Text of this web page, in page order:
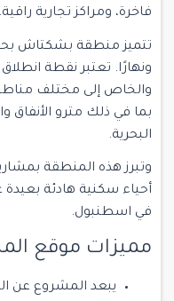
فاخرة، ومراكز تجارية
تتميز منطقة بشكتاش
ونهارًا. تعتبر نقطة
والخاص إلى مختلف مناطق
بما في ذلك مترو الأنفاق
البحرية.
وتبرز هذه المنطقة
أحياء سكنية هادئة
في اسطنبول.
مميزات موقع
يبعد المشروع عن